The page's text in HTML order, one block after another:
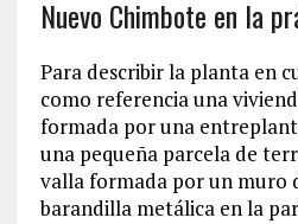
Nuevo Chimbote en la
Para describir la planta en
como referencia una
formada por una
una pequeña parcela de
valla formada por un muro
barandilla metálica en la